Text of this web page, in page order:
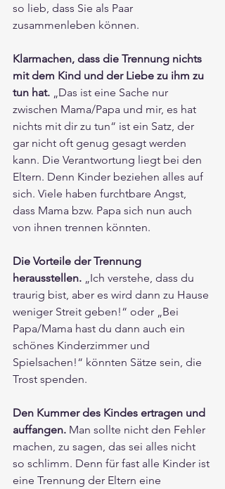
so lieb, dass Sie als Paar
zusammenleben können.
Klarmachen, dass die Trennung nichts
mit dem Kind und der Liebe zu ihm zu
tun hat. „Das ist eine Sache nur
zwischen Mama/Papa und mir, es hat
nichts mit dir zu tun“ ist ein Satz, der
gar nicht oft genug gesagt werden
kann. Die Verantwortung liegt bei den
Eltern. Denn Kinder beziehen alles auf
sich. Viele haben furchtbare Angst,
dass Mama bzw. Papa sich nun auch
von ihnen trennen könnten.
Die Vorteile der Trennung
herausstellen. „Ich verstehe, dass du
traurig bist, aber es wird dann zu Hause
weniger Streit geben!“ oder „Bei
Papa/Mama hast du dann auch ein
schönes Kinderzimmer und
Spielsachen!“ könnten Sätze sein, die
Trost spenden.
Den Kummer des Kindes ertragen und
auffangen. Man sollte nicht den Fehler
machen, zu sagen, das sei alles nicht
so schlimm. Denn für fast alle Kinder ist
eine Trennung der Eltern eine